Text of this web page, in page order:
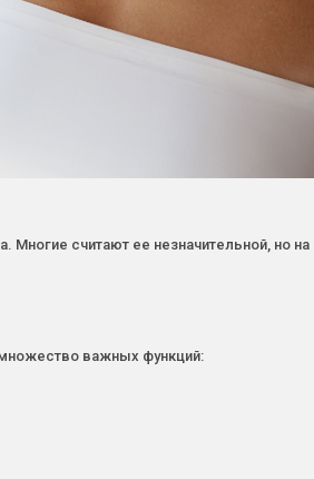
считают ее незначительной, но
важных функций: